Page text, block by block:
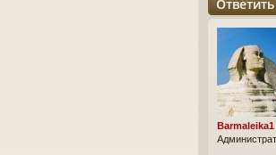
Ответить
Barmaleika1